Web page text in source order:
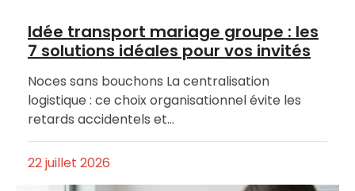
Idée transport mariage groupe : les
7 solutions idéales pour vos invités
Noces sans bouchons La centralisation
logistique : ce choix organisationnel évite les
retards accidentels et…
22 juillet 2026